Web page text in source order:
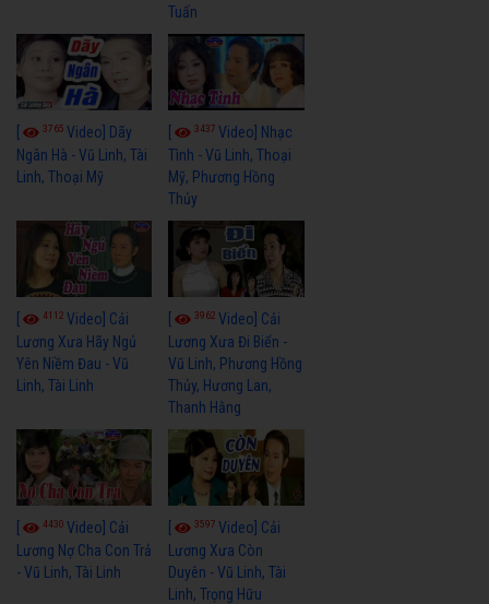
Tuấn
3765 Video] Dãy
Ngân Hà - Vũ Linh, Tài
Linh, Thoại Mỹ
3437Video] Nhạc
Tình - Vũ Linh, Thoại
Mỹ, Phương Hồng
Thủy
4112 Video] Cải
Lương Xưa Hãy Ngủ
Yên Niềm Đau - Vũ
Linh, Tài Linh
3962Video] Cải
Lương Xưa Đi Biển -
Vũ Linh, Phương Hồng
Thủy, Hương Lan,
Thanh Hằng
4430 Video] Cải
Lương Nợ Cha Con Trả
- Vũ Linh, Tài Linh
3597Video] Cải
Lương Xưa Còn
Duyên - Vũ Linh, Tài
Linh, Trọng Hữu